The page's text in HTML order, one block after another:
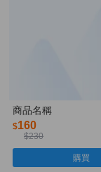
商品名稱
$160
$230
購買